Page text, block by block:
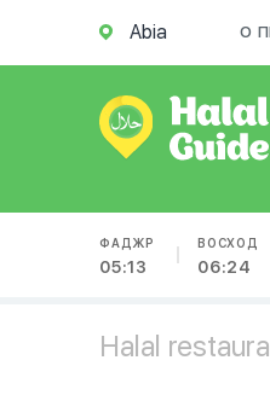
Abia О
ФАДЖР
05:13
ВОСХОД
06:24
Halal